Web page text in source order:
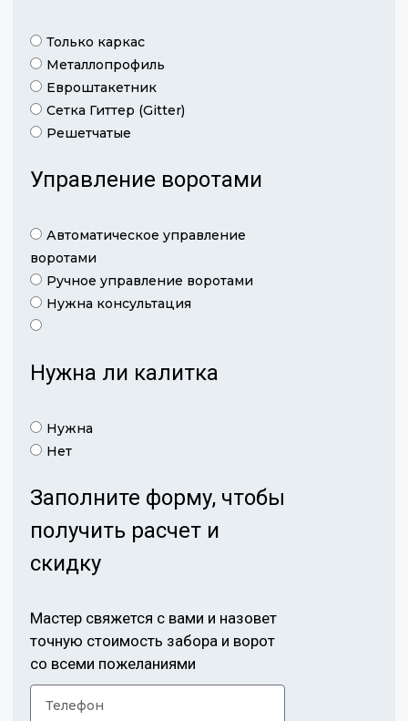
Только каркас
Металлопрофиль
Евроштакетник
Сетка Гиттер (Gitter)
Решетчатые
Управление воротами
Автоматическое управление
воротами
Ручное управление воротами
Нужна консультация
Нужна ли калитка
Нужна
Нет
Заполните форму, чтобы
получить расчет и
скидку
Мастер свяжется с вами и назовет
точную стоимость забора и ворот
со всеми пожеланиями